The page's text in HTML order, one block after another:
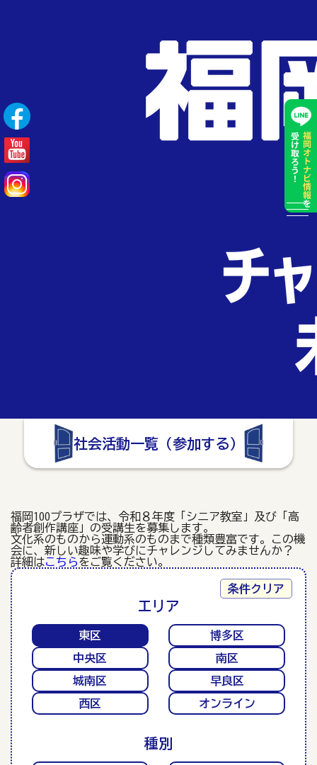
社会活動一覧（参加する）
福岡100プラザでは、令和８年度「シニア教室」及び「高
齢者創作講座」の受講生を募集します。
文化系のものから運動系のものまで種類豊富です。この機
会に、新しい趣味や学びにチャレンジしてみませんか？
詳細はこちらをご覧ください。
条件クリア
エリア
東区
博多区
中央区
南区
城南区
早良区
西区
オンライン
種別